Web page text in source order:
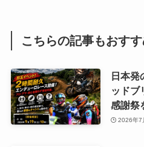
こちらの記事もおす
日本発
ッドブ
感謝祭
2026年7